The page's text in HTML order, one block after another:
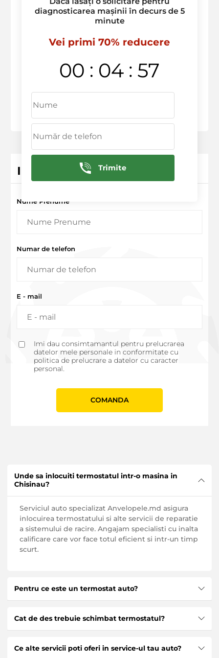
Inregistrarea serviciului
Nume Prenume
Numar de telefon
E - mail
Imi dau consimtamantul pentru prelucrarea
datelor mele personale in conformitate cu
politica de prelucrare a datelor cu caracter
personal.
СOMANDA
Unde sa inlocuiti termostatul intr-o masina in
Chisinau?
Serviciul auto specializat Anvelopele.md asigura
inlocuirea termostatului si alte servicii de reparatie
a sistemului de racire. Angajam specialisti cu inalta
calificare care vor face totul eficient si intr-un timp
scurt.
Pentru ce este un termostat auto?
mentine o temperatura constanta a motorului.
Termostatul va permite sa incalziti rapid motorul la
temperatura de functionare si, de asemenea,
furnizeaza aer cald grasimii masinii in timpul iernii.
Cat de des trebuie schimbat termostatul?
acesta este in stare de functionare, indiferent de
Ce alte servicii poti oferi in service-ul tau auto?
diagnosticarea mașinii în decurs de 5
minute
Vei primi 70% reducere
00 : 04 : 57
Trimite